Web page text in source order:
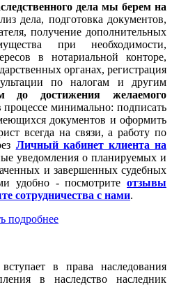
дела мы берем на
дела, подготовка документов,
получение дополнительных
при необходимости,
в нотариальной конторе,
органах, регистрация
по налогам и другим
до достижения желаемого
минимально: подписать
документов и оформить
всегда на связи, а работу по
Личный кабинет клиента на
уведомления о планируемых и
и завершенных судебных
удобно - посмотрите отзывы
сотрудничества с нами.
подробнее
в права наследования
в наследство наследник